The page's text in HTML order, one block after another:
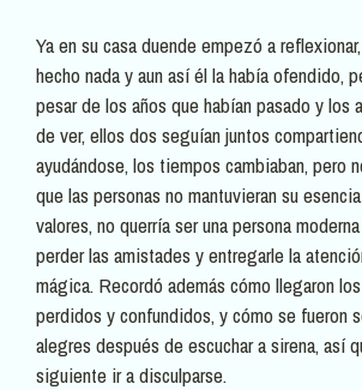
Ya en su casa duende empezó a
hecho nada y aun así él la había ofendido,
pesar de los años que habían pasado y los
de ver, ellos dos seguían juntos
ayudándose, los tiempos cambiaban, pero
que las personas no mantuvieran su
valores, no querría ser una persona
perder las amistades y entregarle la
mágica. Recordó además cómo llegaron
perdidos y confundidos, y cómo se fueron
alegres después de escuchar a sirena, así
siguiente ir a disculparse.